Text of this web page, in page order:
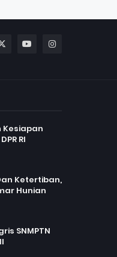
Kesiapan
RI
Ketertiban,
Hunian
SNMPTN